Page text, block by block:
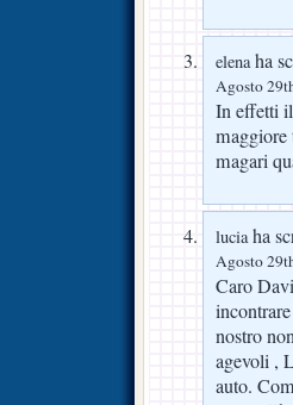
elenaha
Agosto
In effetti
maggiore
magari
luciaha
Agosto
Caro
nostro
agevoli ,
auto.